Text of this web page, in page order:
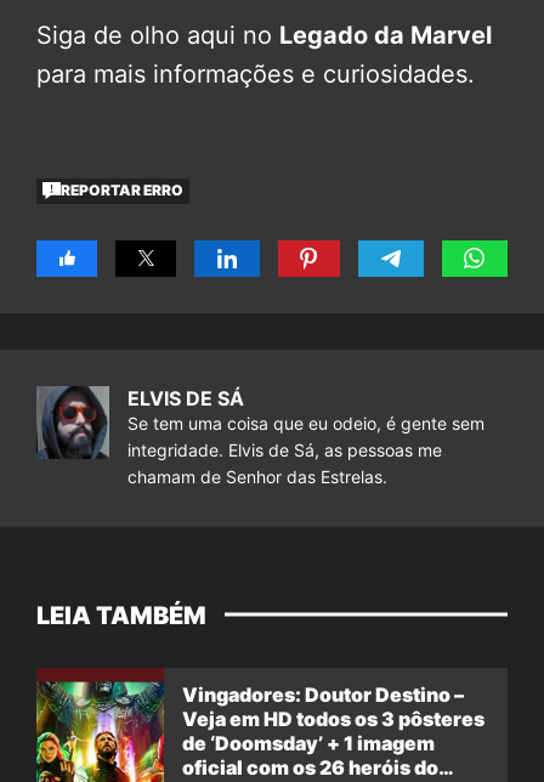
Siga de olho aqui no Legado da Marvel
para mais informações e curiosidades.
REPORTAR ERRO
ELVIS DE SÁ
Se tem uma coisa que eu odeio, é gente sem
integridade. Elvis de Sá, as pessoas me
chamam de Senhor das Estrelas.
LEIA TAMBÉM
Vingadores: Doutor Destino –
Veja em HD todos os 3 pôsteres
de ‘Doomsday’ + 1 imagem
oficial com os 26 heróis do